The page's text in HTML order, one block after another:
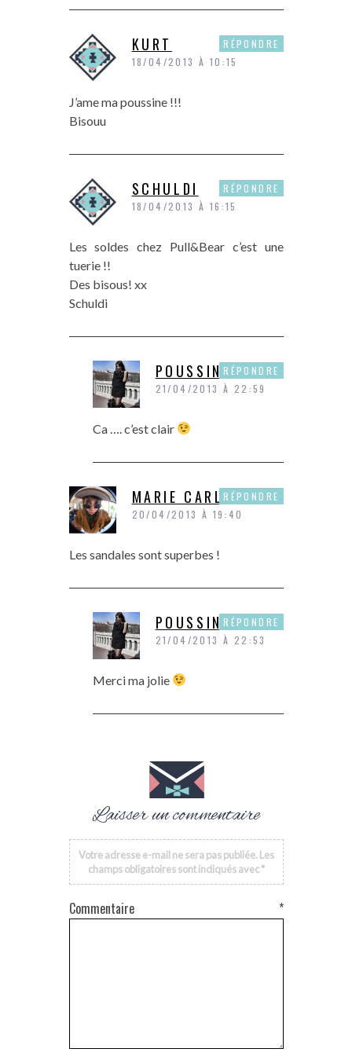
KURT
18/04/2013 À 10:15
J’ame ma poussine !!!
Bisouu
RÉPONDRE
SCHULDI
18/04/2013 À 16:15
Les soldes chez Pull&Bear c’est une
tuerie !!
Des bisous! xx
Schuldi
RÉPONDRE
POUSSINE
21/04/2013 À 22:59
Ca …. c’est clair
RÉPONDRE
MARIE CARLA
20/04/2013 À 19:40
Les sandales sont superbes !
RÉPONDRE
POUSSINE
21/04/2013 À 22:53
Merci ma jolie
RÉPONDRE
Laisser un commentaire
Votre adresse e-mail ne sera pas publiée. Les
champs obligatoires sont indiqués avec*
Commentaire *